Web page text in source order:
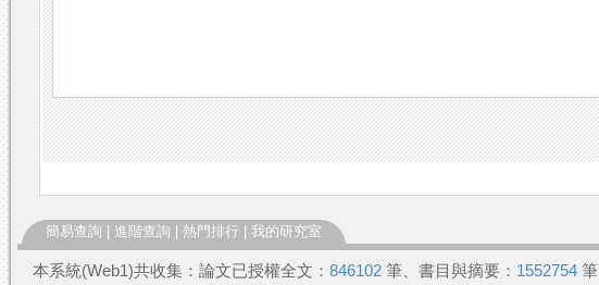
簡易查詢 進階查詢 熱門排行 我的研究室
本系統(Web1)共收集：論文已授權全文： 846102 筆、書目與摘要： 1552754 筆